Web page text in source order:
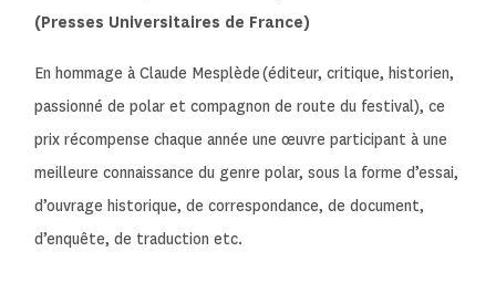
(Presses Universitaires de France)
En hommage à Claude Mesplède (éditeur, critique, historien,
passionné de polar et compagnon de route du festival), ce
prix récompense chaque année une œuvre participant à une
meilleure connaissance du genre polar, sous la forme d’essai,
d’ouvrage historique, de correspondance, de document,
d’enquête, de traduction etc.